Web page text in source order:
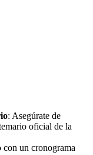
: Asegúrate de
oficial de la
con un cronograma